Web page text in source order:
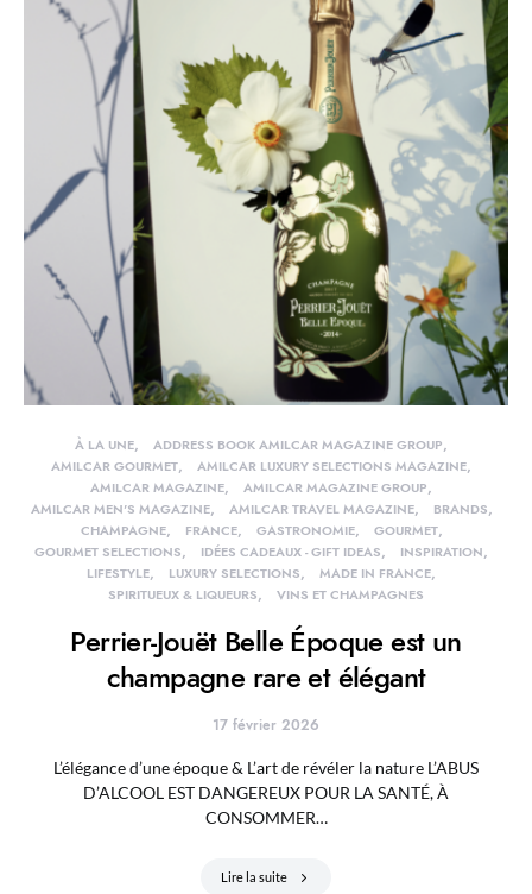
À LA UNE
ADDRESS BOOK AMILCAR MAGAZINE GROUP
AMILCAR GOURMET
AMILCAR LUXURY SELECTIONS MAGAZINE
AMILCAR MAGAZINE
AMILCAR MAGAZINE GROUP
AMILCAR MEN'S MAGAZINE
AMILCAR TRAVEL MAGAZINE
BRANDS
CHAMPAGNE
FRANCE GASTRONOMIE
GOURMET
GOURMET SELECTIONS
IDÉES CADEAUX - GIFT IDEAS
INSPIRATION
LIFESTYLE
LUXURY SELECTIONS
MADE IN FRANCE
SPIRITUEUX & LIQUEURS
VINS ET CHAMPAGNES
Perrier-Jouët Belle Époque est un
champagne rare et élégant
17 février 2026
L’élégance d’une époque & L’art de révéler la nature L’ABUS
D’ALCOOL EST DANGEREUX POUR LA SANTÉ, À
CONSOMMER…
Lire la suite